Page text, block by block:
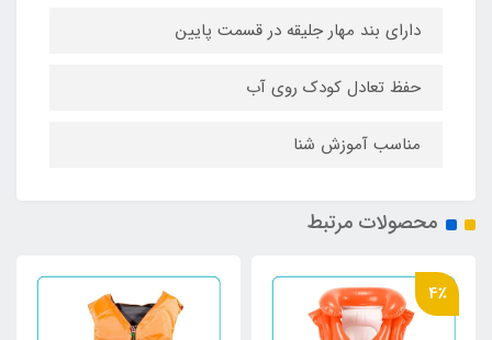
دارای بند مهار جلیقه در قسمت پایین
حفظ تعادل کودک روی آب
مناسب آموزش شنا
محصولات مرتبط
4٪